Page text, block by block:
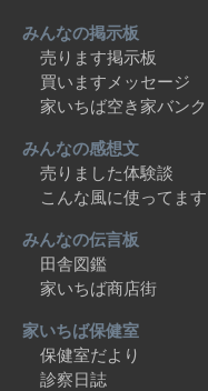
みんなの掲示板
売ります掲示板
買いますメッセージ
家いちば空き家バンク
みんなの感想文
売りました体験談
こんな風に使ってます
みんなの伝言板
田舎図鑑
家いちば商店街
家いちば保健室
保健室だより
診察日誌